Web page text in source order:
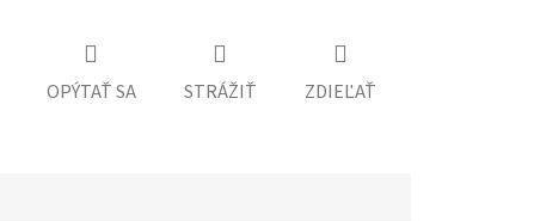
OPÝTAŤ SA STRÁŽIŤ ZDIEĽAŤ